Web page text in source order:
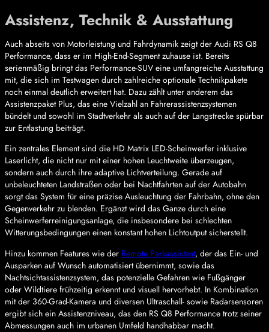
Assistenz, Technik & Ausstattung
Auch abseits von Motorleistung und Fahrdynamik zeigt der Audi RS Q8
Performance, dass er im High-End-Segment zuhause ist. Bereits
serienmäßig bringt das Performance-SUV eine umfangreiche Ausstattung
mit, die sich im Testwagen durch zahlreiche optionale Technikpakete
noch einmal deutlich erweitert hat. Dazu zählt unter anderem das
Assistenzpaket Plus, das eine Vielzahl an Fahrerassistenzsystemen
bündelt und sowohl im Stadtverkehr als auch auf der Langstrecke spürbar
zur Entlastung beiträgt.
Ein zentrales Element sind die HD Matrix LED-Scheinwerfer inklusive
Laserlicht, die nicht nur mit einer hohen Leuchtweite überzeugen,
sondern auch durch ihre adaptive Lichtverteilung. Gerade auf
unbeleuchteten Landstraßen oder bei Nachtfahrten auf der Autobahn
sorgt das System für eine präzise Ausleuchtung der Fahrbahn, ohne den
Gegenverkehr zu blenden. Ergänzt wird das Ganze durch eine
Scheinwerferreinigungsanlage, die insbesondere bei schlechten
Witterungsbedingungen einen konstant hohen Lichtoutput sicherstellt.
Hinzu kommen Features wie der Remote Parkassistent, der das Ein- und
Ausparken auf Wunsch automatisiert übernimmt, sowie das
Nachtsichtassistenzsystem, das potenzielle Gefahren wie Fußgänger
oder Wildtiere frühzeitig erkennt und visuell hervorhebt. In Kombination
mit der 360-Grad-Kamera und diversen Ultraschall- sowie Radarsensoren
ergibt sich ein Assistenzniveau, das den RS Q8 Performance trotz seiner
Abmessungen auch im urbanen Umfeld handhabbar macht.